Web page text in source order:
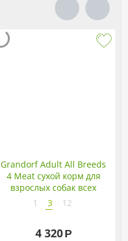
Grandorf Adult All Breeds
4 Meat сухой корм для
взрослых собак всех
пород 4 мяса
1 3 12
4 320 Р